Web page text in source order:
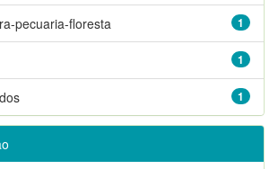
1
pecuaria-floresta
1
1